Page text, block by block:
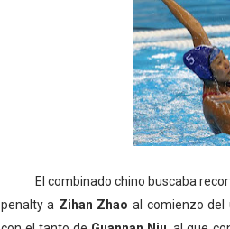
El combinado chino buscaba
penalty a Zihan Zhao al comienzo del